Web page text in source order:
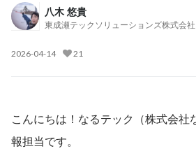
八木 悠貴
東成瀬テックソリューションズ株式会
2026-04-14 21
こんにちは！なるテック（株式会社
報担当です。